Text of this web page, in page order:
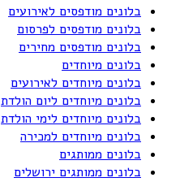
בלונים מודפסים לאירועים
בלונים מודפסים לפרסום
בלונים מודפסים מחירים
בלונים מיוחדים
בלונים מיוחדים לאירועים
בלונים מיוחדים ליום הולדת
בלונים מיוחדים לימי הולדת
בלונים מיוחדים למכירה
בלונים ממותגים
בלונים ממותגים ירושלים